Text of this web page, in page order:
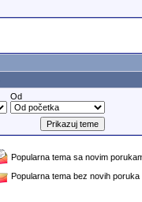
Od
Popularna tema sa novim
Popularna tema bez novih poruka